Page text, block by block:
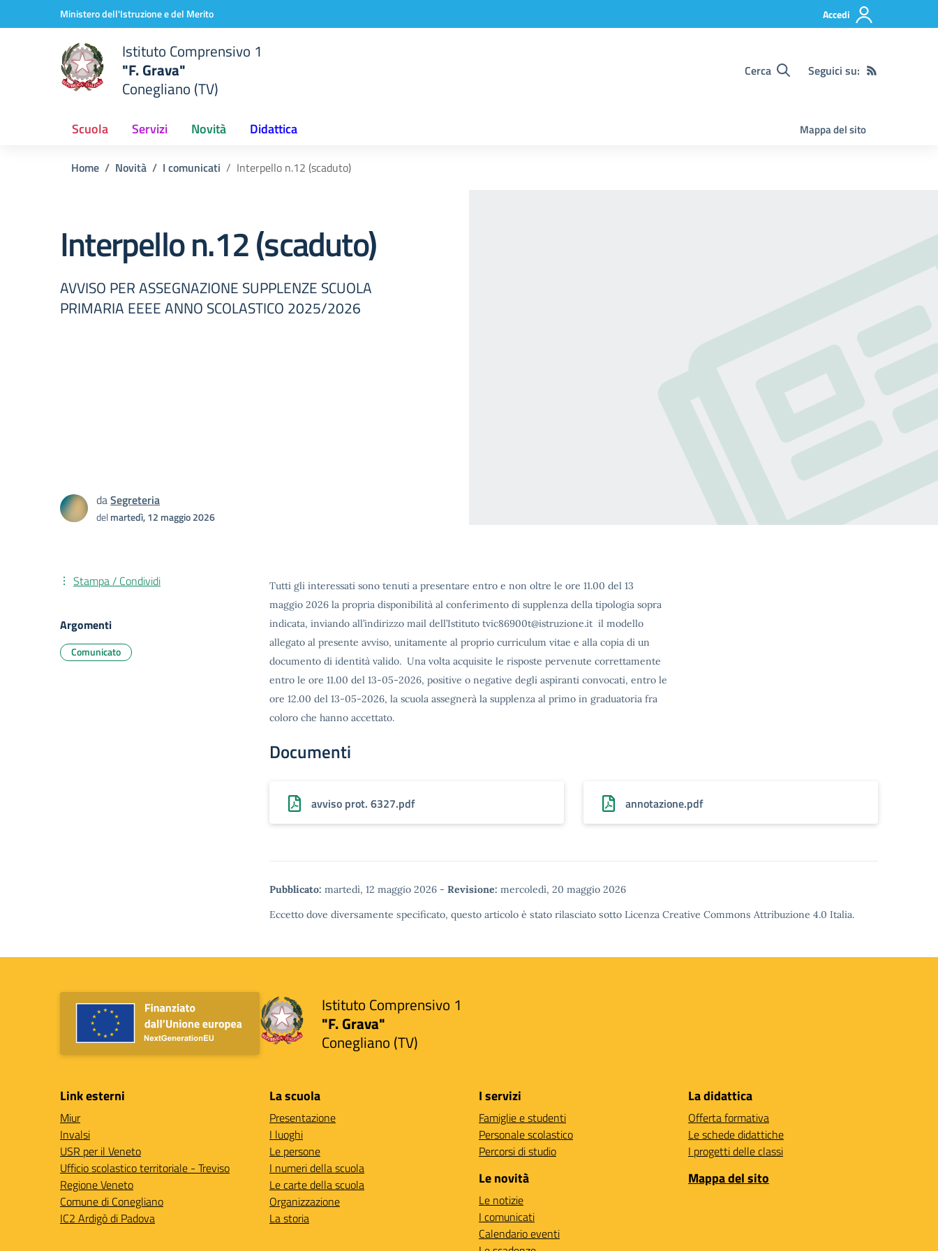
Vai ai contenuti
Vai al menu di navigazioneMinistero dell'Istruzione e del Merito Accedi
Istituto Comprensivo 1
"F. Grava"
Conegliano (TV)
Cerca Seguici su:
Scuola Servizi Novità Didattica Mappa del sito
Home Novità I comunicati Interpello n.12 (scaduto)
Interpello n.12 (scaduto)
AVVISO PER ASSEGNAZIONE SUPPLENZE SCUOLA
PRIMARIA EEEE ANNO SCOLASTICO 2025/2026
daSegreteria
delmartedì, 12 maggio 2026
Tutti gli interessati sono tenuti a presentare entro e non oltre le ore 11.00 del 13
maggio 2026 la propria disponibilità al conferimento di supplenza della tipologia sopra
indicata, inviando all’indirizzo mail dell’Istituto tvic86900t@istruzione.it il modello
allegato al presente avviso, unitamente al proprio curriculum vitae e alla copia di un
documento di identità valido. Una volta acquisite le risposte pervenute correttamente
entro le ore 11.00 del 13-05-2026, positive o negative degli aspiranti convocati, entro le
ore 12.00 del 13-05-2026, la scuola assegnerà la supplenza al primo in graduatoria fra
coloro che hanno accettato.
Documenti
avviso prot. 6327.pdf annotazione.pdf
Pubblicato: martedì, 12 maggio 2026 - Revisione: mercoledì, 20 maggio 2026
Eccetto dove diversamente specificato, questo articolo è stato rilasciato sotto Licenza Creative Commons Attribuzione 4.0 Italia.
Stampa / Condividi
Argomenti
Comunicato
Istituto Comprensivo 1
"F. Grava"
Conegliano (TV)
Link esterni
Miur
Invalsi
USR per il Veneto
Ufficio scolastico territoriale - Treviso
Regione Veneto
Comune di Conegliano
IC2 Ardigò di Padova
La scuola
Presentazione
I luoghi
Le persone
I numeri della scuola
Le carte della scuola
Organizzazione
La storia
I servizi
Famiglie e studenti
Personale scolastico
Percorsi di studio
Le novità
Le notizie
I comunicati
Calendario eventi
La didattica
Offerta formativa
Le schede didattiche
I progetti delle classi
Mappa del sito